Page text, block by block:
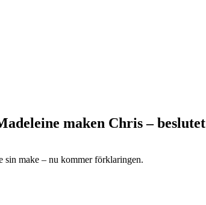
maken Chris – beslutet
sin make – nu kommer förklaringen.